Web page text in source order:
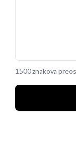
1500 znakova